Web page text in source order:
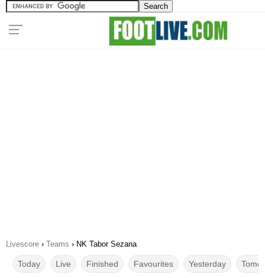
Livescore › Teams › NK Tabor Sezana
Today Live Finished Favourites Yesterday